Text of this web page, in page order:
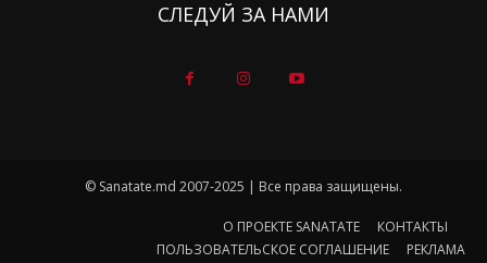
СЛЕДУЙ ЗА НАМИ
© Sanatate.md 2007-2025 | Все права защищены.
О ПРОЕКТЕ SANATATE
КОНТАКТЫ
ПОЛЬЗОВАТЕЛЬСКОЕ СОГЛАШЕНИЕ
РЕКЛАМА